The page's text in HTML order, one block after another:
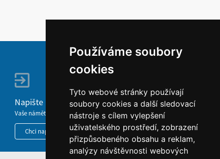
Používáme soubory
cookies
Tyto webové stránky používají
soubory cookies a další sledovací
nástroje s cílem vylepšení
uživatelského prostředí, zobrazení
přizpůsobeného obsahu a reklam,
analýzy návštěvnosti webových
Napište nám
Vaše náměty, komentáře, připomínky a dotazy nezůstanou bez odezvy.
Chci napsat MKČR